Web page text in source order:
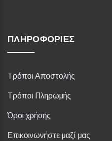
ΠΛΗΡΟΦΟΡΊΕΣ
Τρόποι Αποστολής
Τρόποι Πληρωμής
Όροι χρήσης
Επικοινωνήστε μαζί μας